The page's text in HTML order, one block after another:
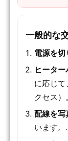
一般的な
電源を切
ヒータ
に応じ
クセス）
配線を写
います。.